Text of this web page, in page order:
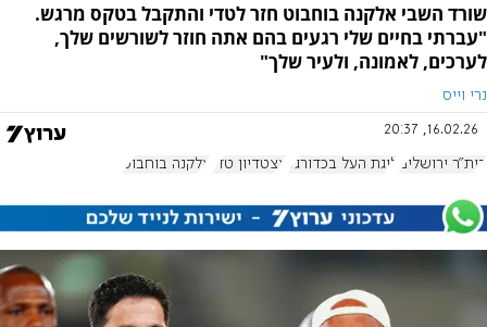
שורד השבי אלקנה בוחבוט חזר לטדי והתקבל בטקס מרגש.
"עברתי בחיים שלי רגעים בהם אתה חוזר לשורשים שלך,
לערכים, לאמונה, ולעיר שלך"
נרי וייס
16.02.26, 20:37
בית"ר ירושלים ליגת העל בכדורגל אצטדיון טדי אלקנה בוחבוט